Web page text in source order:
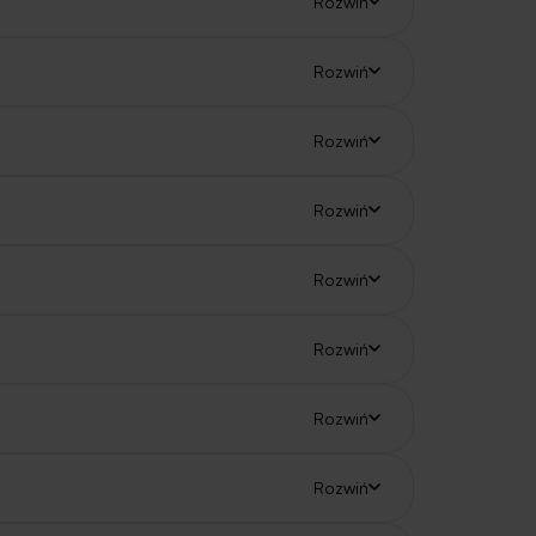
Rozwiń
Rozwiń
Rozwiń
Rozwiń
Rozwiń
Rozwiń
Rozwiń